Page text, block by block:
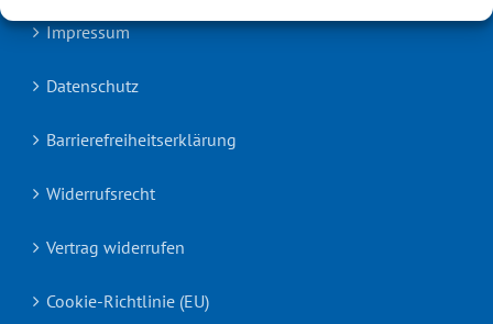
Impressum
Datenschutz
Barrierefreiheitserklärung
Widerrufsrecht
Vertrag widerrufen
Cookie-Richtlinie (EU)